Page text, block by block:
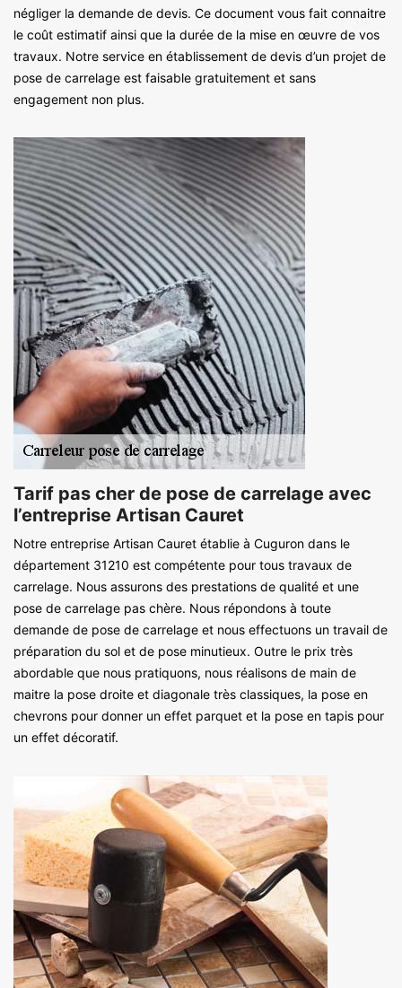
négliger la demande de devis. Ce document vous fait connaitre
le coût estimatif ainsi que la durée de la mise en œuvre de vos
travaux. Notre service en établissement de devis d’un projet de
pose de carrelage est faisable gratuitement et sans
engagement non plus.
Tarif pas cher de pose de carrelage avec
l’entreprise Artisan Cauret
Notre entreprise Artisan Cauret établie à Cuguron dans le
département 31210 est compétente pour tous travaux de
carrelage. Nous assurons des prestations de qualité et une
pose de carrelage pas chère. Nous répondons à toute
demande de pose de carrelage et nous effectuons un travail de
préparation du sol et de pose minutieux. Outre le prix très
abordable que nous pratiquons, nous réalisons de main de
maitre la pose droite et diagonale très classiques, la pose en
chevrons pour donner un effet parquet et la pose en tapis pour
un effet décoratif.